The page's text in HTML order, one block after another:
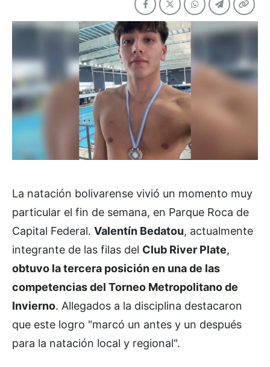
La natación bolivarense vivió un momento muy
particular el fin de semana, en Parque Roca de
Capital Federal. Valentín Bedatou, actualmente
integrante de las filas del Club River Plate,
obtuvo la tercera posición en una de las
competencias del Torneo Metropolitano de
Invierno. Allegados a la disciplina destacaron
que este logro "marcó un antes y un después
para la natación local y regional".